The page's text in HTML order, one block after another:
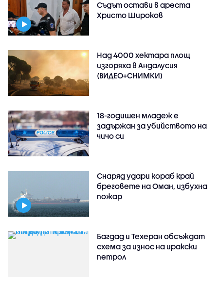
Съдът остави в ареста
Христо Широков
Над 4000 хектара площ
изгоряха в Андалусия
(ВИДЕО+СНИМКИ)
18-годишен младеж е
задържан за убийството на
чичо си
Снаряд удари кораб край
бреговете на Оман, избухна
пожар
Багдад и Техеран обсъждат
схема за износ на иракски
петрол